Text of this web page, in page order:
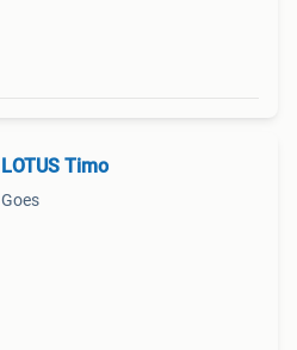
LOTUS Timo
Goes